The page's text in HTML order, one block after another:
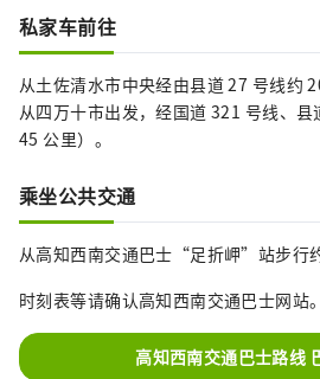
私家车前往
从土佐清水市中央经由县道 27 号线约
从四万十市出发，经国道 321 号线、县
45 公里）。
乘坐公共交通
从高知西南交通巴士“足折岬”站步行
时刻表等请确认高知西南交通巴士网站。
高知西南交通巴士路线